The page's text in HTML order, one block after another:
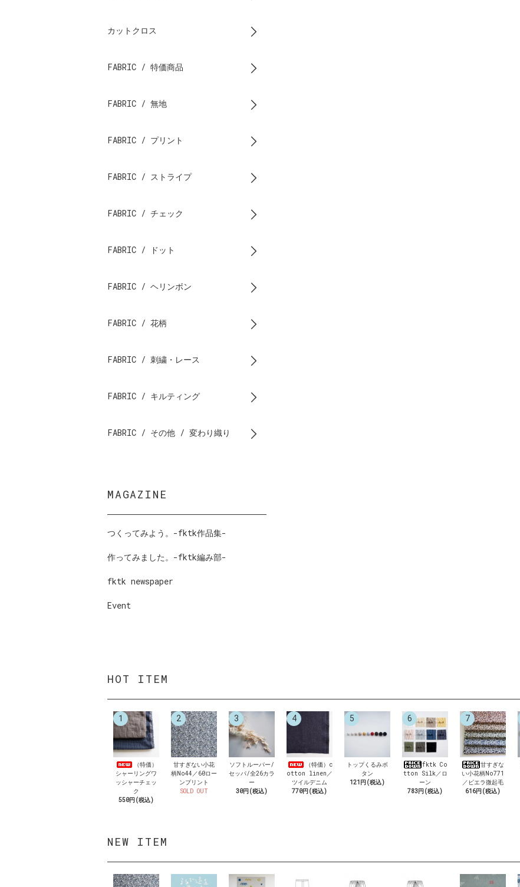
カットクロス
FABRIC / 特価商品
FABRIC / 無地
FABRIC / プリント
FABRIC / ストライプ
FABRIC / チェック
FABRIC / ドット
FABRIC / ヘリンボン
FABRIC / 花柄
FABRIC / 刺繍・レース
FABRIC / キルティング
FABRIC / その他 / 変わり織り
MAGAZINE
つくってみよう。-fktk作品集-
作ってみました。-fktk編み部-
fktk newspaper
Event
HOT ITEM
1
（特価）
シャーリングワ
ッシャーチェッ
ク
550円(税込)
2
甘すぎない小花
柄No44／60ロー
ンプリント
SOLD OUT
3
ソフトルーパー/
セッパ/全26カラ
ー
30円(税込)
4
（特価）c
otton linen／
ツイルデニム
770円(税込)
5
トップくるみボ
タン
121円(税込)
6
fktk Co
tton Silk／ロ
ーン
783円(税込)
7
甘すぎな
い小花柄No771
／ビエラ微起毛
616円(税込)
NEW ITEM